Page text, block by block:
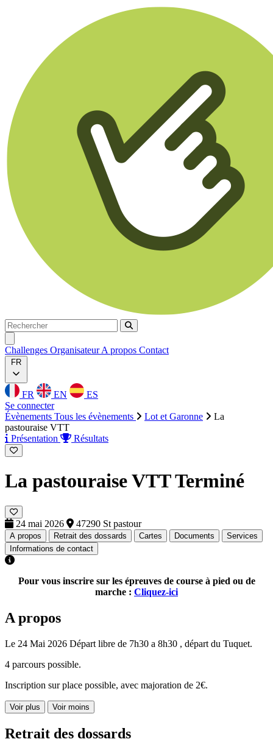
Rechercher
Rechercher
Challenges OrganisateurA propos Contact
FR
FR EN
ES
Se connecter
Évènements Tous les évènements Lot et Garonne
La
pastouraise VTT
Présentation
Résultats
La pastouraise VTTTerminé
24 mai 2026 47290 St pastour
A propos Retrait des dossards Cartes Documents
Services
Informations de contact
Pour vous inscrire sur les épreuves de course à pied ou de
marche : Cliquez-ici
A propos
Le 24 Mai 2026 Départ libre de 7h30 a 8h30 , départ du Tuquet.
4 parcours possible.
Inscription sur place possible, avec majoration de 2€.
Voir plus Voir moins
Retrait des dossards